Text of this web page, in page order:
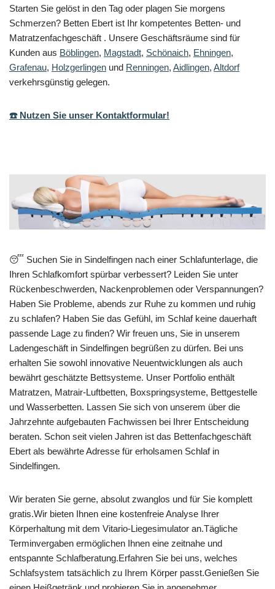
Starten Sie gelöst in den Tag oder plagen Sie morgens
Schmerzen? Betten Ebert ist Ihr kompetentes Betten- und
Matratzenfachgeschäft . Unsere Geschäftsräume sind für
Kunden aus Böblingen, Magstadt, Schönaich, Ehningen,
Grafenau, Holzgerlingen und Renningen, Aidlingen, Altdorf
verkehrsgünstig gelegen.
☎️ Nutzen Sie unser Kontaktformular!
😴 Suchen Sie in Sindelfingen nach einer Schlafunterlage, die
Ihren Schlafkomfort spürbar verbessert? Leiden Sie unter
Rückenbeschwerden, Nackenproblemen oder Verspannungen?
Haben Sie Probleme, abends zur Ruhe zu kommen und ruhig
zu schlafen? Haben Sie das Gefühl, im Schlaf keine dauerhaft
passende Lage zu finden? Wir freuen uns, Sie in unserem
Ladengeschäft in Sindelfingen begrüßen zu dürfen. Bei uns
erhalten Sie sowohl innovative Neuentwicklungen als auch
bewährt geschätzte Bettsysteme. Unser Portfolio enthält
Matratzen, Matrair-Luftbetten, Boxspringsysteme, Bettgestelle
und Wasserbetten. Lassen Sie sich von unserem über die
Jahrzehnte aufgebauten Fachwissen bei Ihrer Entscheidung
beraten. Schon seit vielen Jahren ist das Bettenfachgeschäft
Ebert als bewährte Adresse für erholsamen Schlaf in
Sindelfingen.
Wir beraten Sie gerne, absolut zwanglos und für Sie komplett
gratis.Wir bieten Ihnen eine kostenfreie Analyse Ihrer
Körperhaltung mit dem Vitario-Liegesimulator an.Tägliche
Terminvergaben ermöglichen Ihnen eine zeitnahe und
entspannte Schlafberatung.Erfahren Sie bei uns, welches
Schlafsystem tatsächlich zu Ihrem Körper passt.Genießen Sie